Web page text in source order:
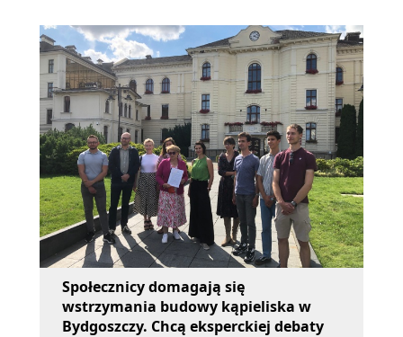
Społecznicy domagają się
wstrzymania budowy kąpieliska w
Bydgoszczy. Chcą eksperckiej debaty